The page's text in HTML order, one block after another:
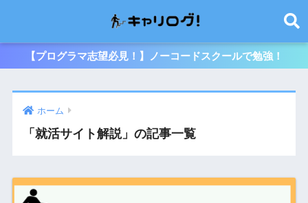
【プログラマ志望必見！】ノーコードスクールで勉強！
ホーム
「就活サイト解説」の記事一覧